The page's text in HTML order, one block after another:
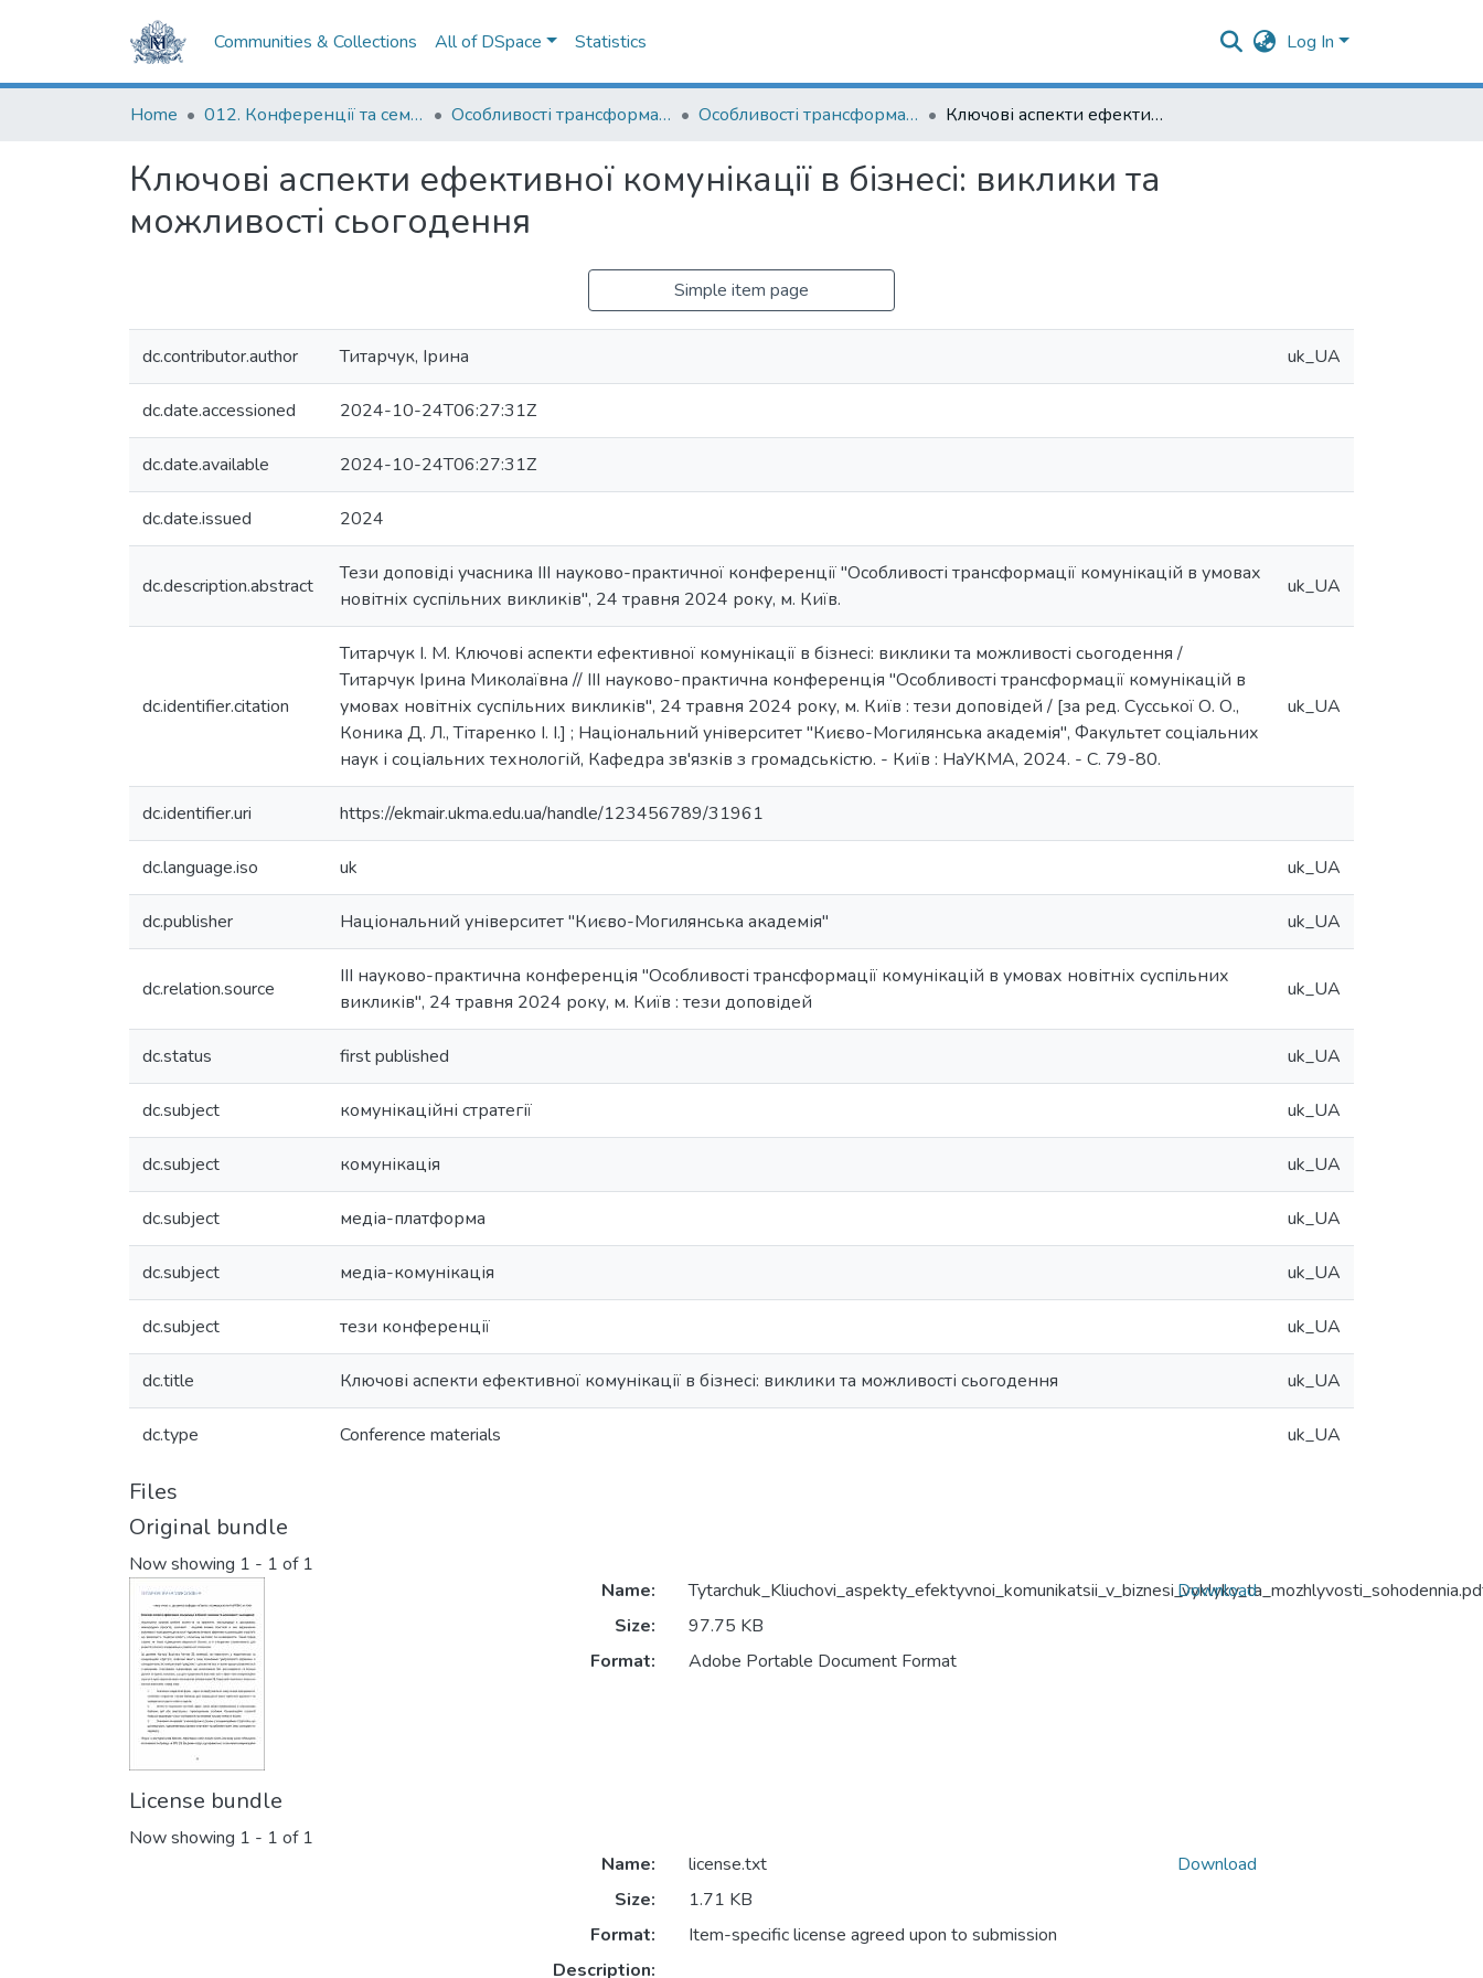
Communities & Collections All of DSpace Statistics Log In
Home 012. Конференції та семінари НаУКМА Особливості трансформації комунікацій в умовах новітніх суспільних викликів: науково-практична конференція Особливості трансформації комунікацій в умовах новітніх суспільних викликів: тези науково-практичної конференції 2024 Ключові аспекти ефективної комунікації в бізнесі: виклики та можливості сьогодення
Ключові аспекти ефективної комунікації в бізнесі: виклики та
можливості сьогодення
Simple item page
dc.contributor.author Титарчук, Ірина uk_UA
dc.date.accessioned 2024-10-24T06:27:31Z
dc.date.available 2024-10-24T06:27:31Z
dc.date.issued 2024
dc.description.abstract
Тези доповіді учасника III науково-практичної конференції "Особливості трансформації комунікацій в умовах
новітніх суспільних викликів", 24 травня 2024 року, м. Київ.
uk_UA
dc.identifier.citation
Титарчук І. М. Ключові аспекти ефективної комунікації в бізнесі: виклики та можливості сьогодення /
Титарчук Ірина Миколаївна // III науково-практична конференція "Особливості трансформації комунікацій в
умовах новітніх суспільних викликів", 24 травня 2024 року, м. Київ : тези доповідей / [за ред. Сусської О. О.,
Коника Д. Л., Тітаренко І. І.] ; Національний університет "Києво-Могилянська академія", Факультет соціальних
наук і соціальних технологій, Кафедра зв'язків з громадськістю. - Київ : НаУКМА, 2024. - C. 79-80.
uk_UA
dc.identifier.uri https://ekmair.ukma.edu.ua/handle/123456789/31961
dc.language.iso uk uk_UA
dc.publisher Національний університет "Києво-Могилянська академія" uk_UA
dc.relation.source
III науково-практична конференція "Особливості трансформації комунікацій в умовах новітніх суспільних
викликів", 24 травня 2024 року, м. Київ : тези доповідей
uk_UA
dc.status first published uk_UA
dc.subject комунікаційні стратегії uk_UA
dc.subject комунікація uk_UA
dc.subject медіа-платформа uk_UA
dc.subject медіа-комунікація uk_UA
dc.subject тези конференції uk_UA
dc.title Ключові аспекти ефективної комунікації в бізнесі: виклики та можливості сьогодення uk_UA
dc.type Conference materials uk_UA
Files
Original bundle
Now showing 1 - 1 of 1
Name:
Size:
97.75 KB
Format:
Adobe Portable Document Format
Download
License bundle
Now showing 1 - 1 of 1
Name:
license.txt
Size:
1.71 KB
Format:
Item-specific license agreed upon to submission
Description:
Download